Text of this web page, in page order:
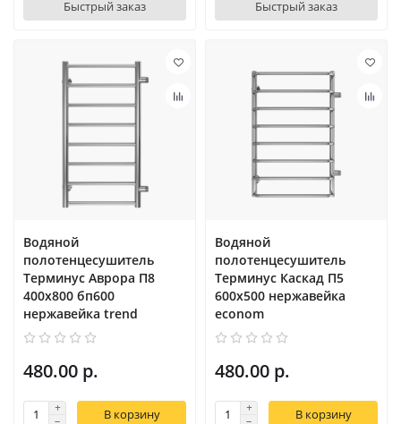
Быстрый заказ Быстрый заказ
Водяной
полотенцесушитель
Терминус Аврора П8
400х800 бп600
нержавейка trend
480.00 р.
В корзину
Водяной
полотенцесушитель
Терминус Каскад П5
600х500 нержавейка
econom
480.00 р.
В корзину